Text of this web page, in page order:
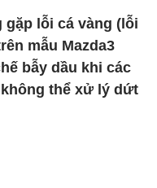
lỗi cá vàng (lỗi
mẫu Mazda3
bẫy dầu khi các
thể xử lý dứt